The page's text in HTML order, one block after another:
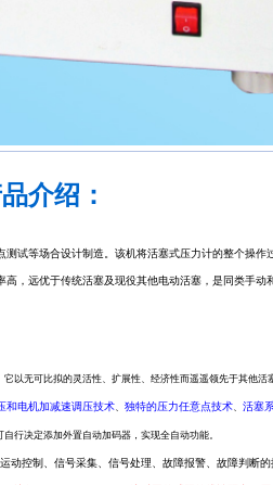
介绍：
试等场合设计制造。该机将活塞式压力计的整个操作
，远优于传统活塞及现役其他电动活塞，是同类手动
以无可比拟的灵活性、扩展性、经济性而遥遥领先于其他活
和电机加减速调压技术、 独特的压力任意点技术、 活塞
行决定添加外置自动加码器，实现全自动功能。
、信号采集、信号处理、故障报警、故障判断的